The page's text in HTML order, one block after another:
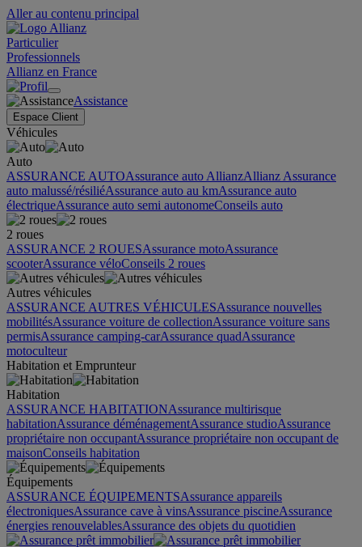
Aller au contenu principal
Particulier
Professionnels
Allianz en France
Assistance
Espace Client
Véhicules
Auto
ASSURANCE AUTOAssurance auto AllianzAllianz Assurance
auto malussé/résiliéAssurance auto au kmAssurance auto
électriqueAssurance auto semi autonomeConseils auto
2 roues
ASSURANCE 2 ROUESAssurance motoAssurance
scooterAssurance véloConseils 2 roues
Autres véhicules
ASSURANCE AUTRES VÉHICULESAssurance nouvelles
mobilitésAssurance voiture de collectionAssurance voiture sans
permisAssurance camping-carAssurance quadAssurance
motoculteur
Habitation et Emprunteur
Habitation
ASSURANCE HABITATIONAssurance multirisque
habitationAssurance déménagementAssurance studioAssurance
propriétaire non occupantAssurance propriétaire non occupant de
maisonConseils habitation
Équipements
ASSURANCE ÉQUIPEMENTSAssurance appareils
électroniquesAssurance cave à vinsAssurance piscineAssurance
énergies renouvelablesAssurance des objets du quotidien